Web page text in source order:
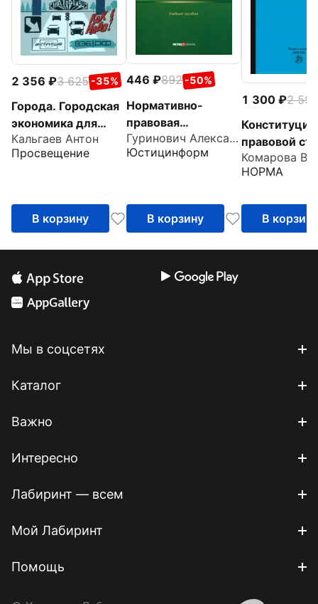
2 356 3 625 -35%
Города. Городская
экономика для
практиков
Кальгаев Антон
Просвещение
В корзину
446 892 -50%
Нормативно-
правовая
регламентация
бюджетного
Гуринович Александр Георгиевич
Юстицинформ
В корзину
1 300
2 599
правовой
России.
пособие
НОРМА
В корзину
Мы в соцсетях
Каталог
Важно
Интересно
Лабиринт — всем
Мой Лабиринт
Помощь